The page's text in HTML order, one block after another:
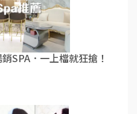
SPA．一上檔就狂搶！